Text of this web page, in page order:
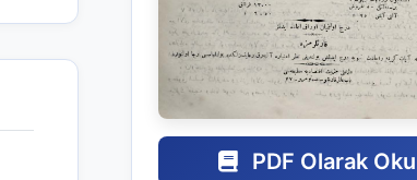
PDF Olarak Oku